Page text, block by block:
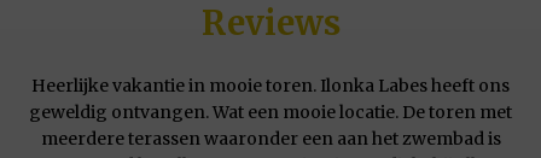
Reviews
Heerlijke vakantie in mooie toren. Ilonka Labes heeft ons
geweldig ontvangen. Wat een mooie locatie. De toren met
meerdere terassen waaronder een aan het zwembad is